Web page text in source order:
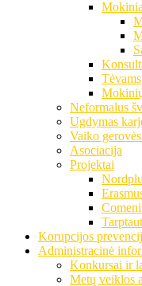
Tėvams
Neformalus
Ugdymas
Vaiko
Asociacija
Projektai
Korupcijos
Administracinė
Konkursai ir
Metų veiklos